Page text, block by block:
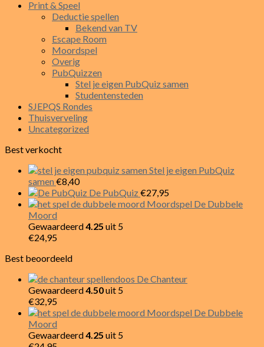
variaties.Print & Speel
Deductie spellen
Bekend van TV
Escape Room
Moordspel
Overig
PubQuizzen
Stel je eigen PubQuiz samen
Studentensteden
SJEPQS Rondes
Thuisverveling
Uncategorized
Best verkocht
Stel je eigen PubQuiz
samen€8,40
De PubQuiz€27,95
Moordspel De Dubbele
Moord
Gewaardeerd4.25 uit 5
€24,95
Best beoordeeld
De Chanteur
Gewaardeerd4.50uit 5
€32,95
Moordspel De Dubbele
Moord
Gewaardeerd4.25 uit 5